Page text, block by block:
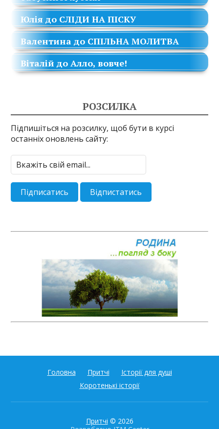
Юлія до СЛІДИ НА ПІСКУ
Валентина до СПІЛЬНА МОЛИТВА
Віталій доАлло, вовче!
РОЗСИЛКА
Підпишіться на розсилку, щоб бути в курсі
останніх оновлень сайту:
Головна Притчі
Історії для душі
Коротенькі історії
Притчі © 2026